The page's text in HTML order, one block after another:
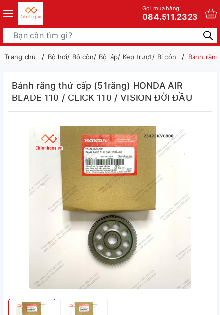
Gọi mua hàng:
084.511.2323
Trang chủ Bộ hơi/ Bộ côn/ Bộ láp/ Kẹp trượt/ Bi côn Bánh
Bánh răng thứ cấp (51răng) HONDA AIR
BLADE 110 / CLICK 110 / VISION ĐỜI ĐẦU